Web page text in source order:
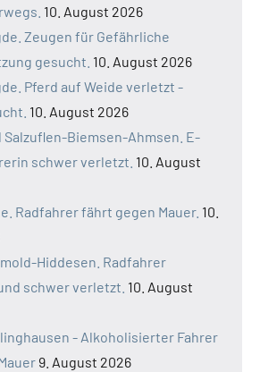
10. August 2026
Zeugen für Gefährliche
gesucht. 10. August 2026
Pferd auf Weide verletzt -
10. August 2026
Salzuflen-Biemsen-Ahmsen. E-
schwer verletzt. 10. August
Radfahrer fährt gegen Mauer. 10.
Hiddesen. Radfahrer
schwer verletzt. 10. August
- Alkoholisierter Fahrer
9. August 2026